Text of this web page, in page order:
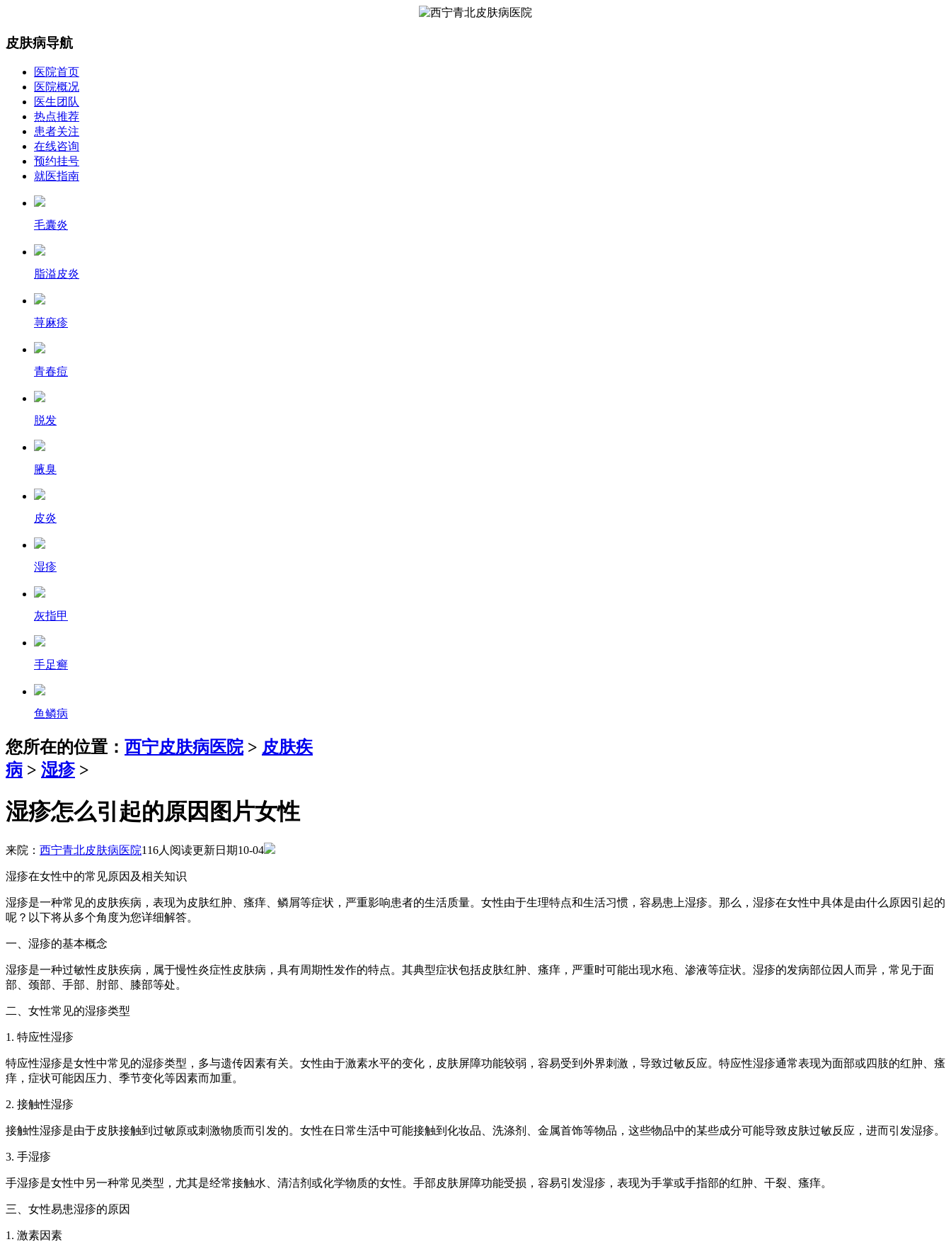
皮肤病导航
医院首页
医院概况
医生团队
热点推荐
患者关注
在线咨询
预约挂号
就医指南
毛囊炎
脂溢皮炎
荨麻疹
青春痘
脱发
腋臭
皮炎
湿疹
灰指甲
手足癣
鱼鳞病
您所在的位置： 西宁皮肤病医院> 皮肤疾
病 > 湿疹>
湿疹怎么引起的原因图片女性
来院： 西宁青北皮肤病医院116人阅读更新日期10-04
湿疹在女性中的常见原因及相关知识
湿疹是一种常见的皮肤疾病，表现为皮肤红肿、瘙痒、鳞屑等症状，严重影响患者的生活质量。女性由于生理特点和生活习惯，容易患上湿疹。那么，湿疹在女性中具体是由什么原因引起的
呢？以下将从多个角度为您详细解答。
一、湿疹的基本概念
湿疹是一种过敏性皮肤疾病，属于慢性炎症性皮肤病，具有周期性发作的特点。其典型症状包括皮肤红肿、瘙痒，严重时可能出现水疱、渗液等症状。湿疹的发病部位因人而异，常见于面
部、颈部、手部、肘部、膝部等处。
二、女性常见的湿疹类型
1. 特应性湿疹
特应性湿疹是女性中常见的湿疹类型，多与遗传因素有关。女性由于激素水平的变化，皮肤屏障功能较弱，容易受到外界刺激，导致过敏反应。特应性湿疹通常表现为面部或四肢的红肿、瘙
痒，症状可能因压力、季节变化等因素而加重。
2. 接触性湿疹
接触性湿疹是由于皮肤接触到过敏原或刺激物质而引发的。女性在日常生活中可能接触到化妆品、洗涤剂、金属首饰等物品，这些物品中的某些成分可能导致皮肤过敏反应，进而引发湿疹。
3. 手湿疹
手湿疹是女性中另一种常见类型，尤其是经常接触水、清洁剂或化学物质的女性。手部皮肤屏障功能受损，容易引发湿疹，表现为手掌或手指部的红肿、干裂、瘙痒。
三、女性易患湿疹的原因
1. 激素因素